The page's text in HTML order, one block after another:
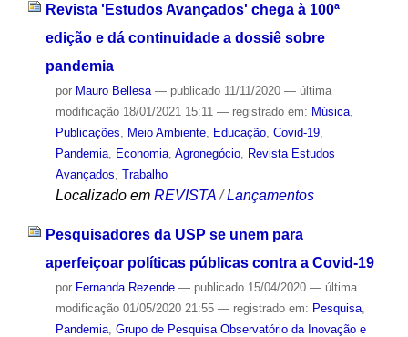
Revista 'Estudos Avançados' chega à 100ª
edição e dá continuidade a dossiê sobre
pandemia
por Mauro Bellesa — publicado11/11/2020 — última
modificação18/01/2021 15:11 — registrado em: Música,
Publicações
Meio Ambiente, Educação, Covid-19,
Pandemia, Economia, Agronegócio,
Revista Estudos
Avançados Trabalho
Localizado em REVISTA /Lançamentos
Pesquisadores da USP se unem para
aperfeiçoar políticas públicas contra a Covid-19
por Fernanda Rezende — publicado15/04/2020 — última
modificação01/05/2020 21:55 — registrado em: Pesquisa,
Pandemia, Grupo de Pesquisa Observatório da Inovação e